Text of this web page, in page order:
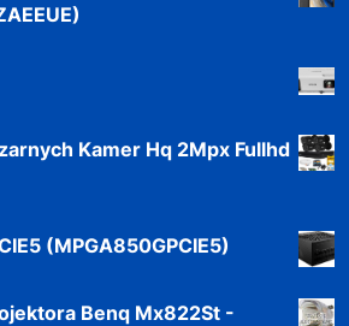
Kamer Hq 2Mpx Fullhd
(MPGA850GPCIE5)
Benq Mx822St -